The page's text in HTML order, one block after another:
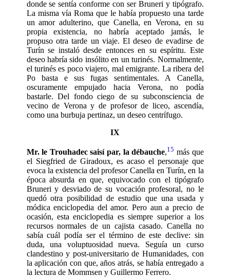
donde se sentía conforme con ser Bruneri y tipógrafo.
La misma vía Roma que le había propuesto una tarde
un amor adulterino, que Canella, en Verona, en su
propia existencia, no habría aceptado jamás, le
propuso otra tarde un viaje. El deseo de evadirse de
Turín se instaló desde entonces en su espíritu. Este
deseo habría sido insólito en un turinés. Normalmente,
el turinés es poco viajero, mal emigrante. La ribera del
Po basta e sus fugas sentimentales. A Canella,
oscuramente empujado hacia Verona, no podía
bastarle. Del fondo ciego de su subconsciencia de
vecino de Verona y de profesor de liceo, ascendía,
como una burbuja pertinaz, un deseo centrífugo.
IX
Mr. le Trouhadec saisí par, la débau­che,15 más que
el Siegfried de Giradoux, es acaso el personaje que
evoca la existen­cia del profesor Canella en Turín, en la
época absurda en que, equivocado con el tipógrafo
Bruneri y desviado de su voca­ción profesoral, no le
quedó otra posibilidad de estudio que una usada y
módica enciclopedia del amor. Pero aun a precio de
ocasión, esta enciclopedia es siempre superior a los
recursos normales de un cajista casado. Canella no
sabía cuál podía ser el término de este declive: sin
duda, una voluptuosidad nueva. Seguía un curso
clandestino y post-universitario de Huma­nidades, con
la aplicación con que, años atrás, se había entregado a
la lectura de Mommsen y Guillermo Ferrero.